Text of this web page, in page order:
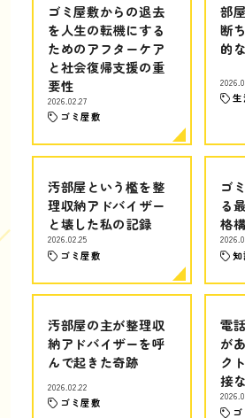
ゴミ屋敷からの退去
を人生の転機にする
ためのアフターケア
と社会復帰支援の重
要性
2026.02.27
ゴミ屋敷
部
断
的
生
汚部屋という檻を整
理収納アドバイザー
と壊した私の記録
2026.02.25
ゴミ屋敷
ゴ
る
格
汚部屋の主が整理収
納アドバイザーを呼
んで起きた奇跡
2026.02.22
ゴミ屋敷
電
が
ク
接